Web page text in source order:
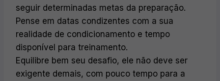
seguir determinadas metas da preparação.
Pense em datas condizentes com a sua
realidade de condicionamento e tempo
disponível para treinamento.
Equilibre bem seu desafio, ele não deve ser
exigente demais, com pouco tempo para a